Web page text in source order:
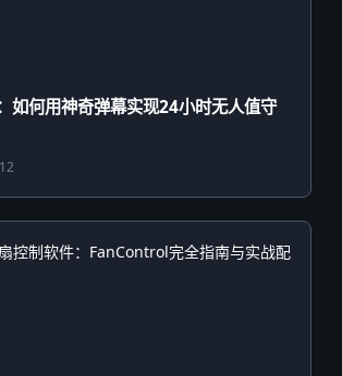
如何用神奇弹幕实现24小时无人值守